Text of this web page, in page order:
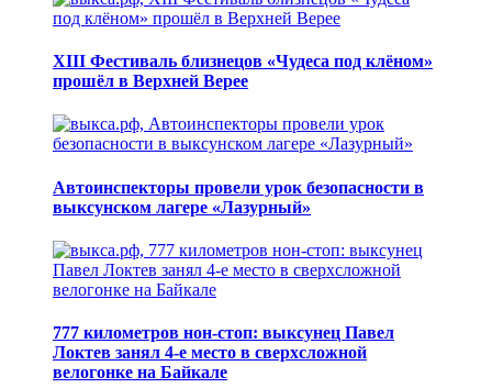
XIII Фестиваль близнецов «Чудеса под клёном»
прошёл в Верхней Верее
Автоинспекторы провели урок безопасности в
выксунском лагере «Лазурный»
777 километров нон-стоп: выксунец Павел
Локтев занял 4-е место в сверхсложной
велогонке на Байкале